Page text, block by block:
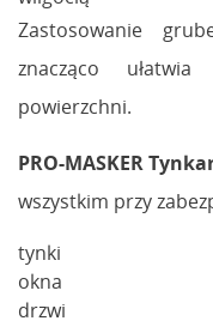
Zastosowanie
znacząco
powierzchni.
PRO-MASKER
wszystkim przy
tynki
okna
drzwi